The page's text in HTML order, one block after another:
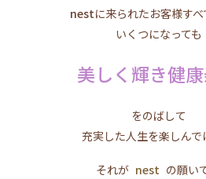
nestに来られたお客様す
いくつになっても
美しく輝き健
をのばして
充実した人生を楽しんで
それが nest の願い